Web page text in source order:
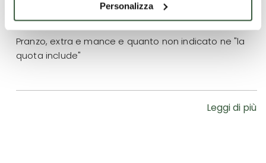
Personalizza
Cosa non è incluso
Pranzo, extra e mance e quanto non indicato ne "la
quota include"
Leggi di più